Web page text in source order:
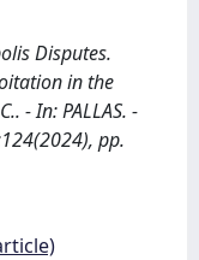
Disputes.
in the
- In: PALLAS. -
pp.